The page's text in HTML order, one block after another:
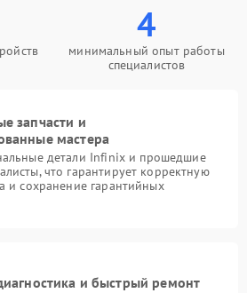
4
минимальный опыт работы
специалистов
запчасти и
мастера
детали Infinix и прошедшие
что гарантирует корректную
и сохранение гарантийных
и быстрый ремонт